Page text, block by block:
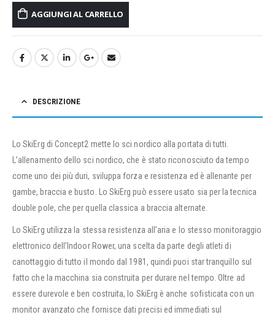
AGGIUNGI AL CARRELLO
DESCRIZIONE
Lo SkiErg di Concept2 mette lo sci nordico alla portata di tutti.
L’allenamento dello sci nordico, che è stato riconosciuto da tempo
come uno dei più duri, sviluppa forza e resistenza ed è allenante per
gambe, braccia e busto. Lo SkiErg può essere usato sia per la tecnica
double pole, che per quella classica a braccia alternate.
Lo SkiErg utilizza la stessa resistenza all’aria e lo stesso monitoraggio
elettronico dell’Indoor Rower, una scelta da parte degli atleti di
canottaggio di tutto il mondo dal 1981, quindi puoi star tranquillo sul
fatto che la macchina sia construita per durare nel tempo. Oltre ad
essere durevole e ben costruita, lo SkiErg è anche sofisticata con un
monitor avanzato che fornisce dati precisi ed immediati sul